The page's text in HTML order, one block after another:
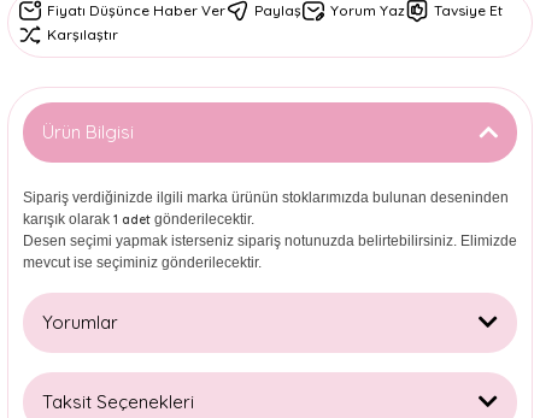
Fiyatı Düşünce Haber Ver Paylaş Yorum Yaz
Tavsiye Et
Karşılaştır
Ürün Bilgisi
Sipariş verdiğinizde ilgili marka ürünün stoklarımızda bulunan deseninden
karışık olarak 1 adet gönderilecektir.
Desen seçimi yapmak isterseniz sipariş notunuzda belirtebilirsiniz. Elimizde
mevcut ise seçiminiz gönderilecektir.
Yorumlar
Taksit Seçenekleri